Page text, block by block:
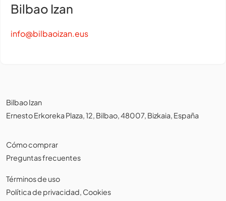
Bilbao Izan
info@bilbaoizan.eus
Bilbao Izan
Ernesto Erkoreka Plaza, 12, Bilbao, 48007, Bizkaia, España
Cómo comprar
Preguntas frecuentes
Términos de uso
Política de privacidad, Cookies